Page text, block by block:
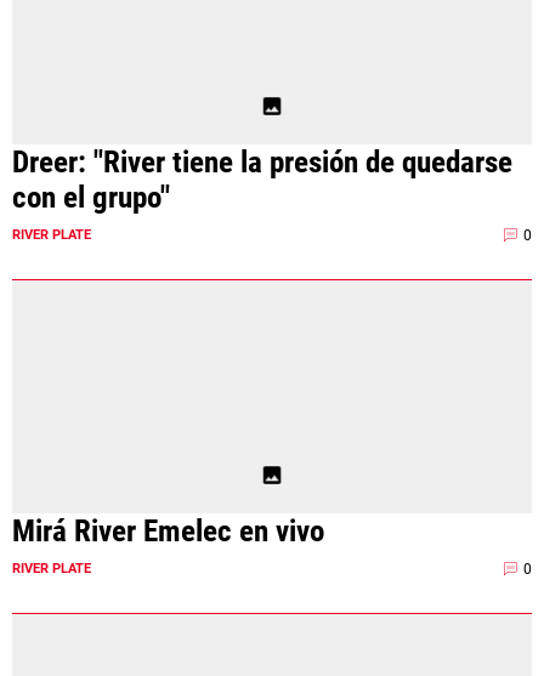
Dreer: "River tiene la presión de quedarse
con el grupo"
RIVER PLATE 0
Mirá River Emelec en vivo
RIVER PLATE 0